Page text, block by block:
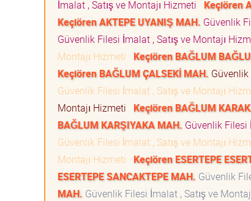
İmalat , Satış ve Montajı Hizmeti
Keçiören
Keçiören AKTEPE UYANIŞ MAH. Güvenlik
Güvenlik Filesi İmalat , Satış ve Montajı
Montajı Hizmeti
Keçiören BAĞLUM
Keçiören BAĞLUM ÇALSEKİ MAH.
Güvenlik Filesi İmalat , Satış ve Montajı
Montajı Hizmeti
Keçiören BAĞLUM
BAĞLUM KARŞIYAKA MAH. Güvenlik Filesi
Güvenlik Filesi İmalat , Satış ve Montajı
Montajı Hizmeti
Keçiören ESERTEPE
ESERTEPE SANCAKTEPE MAH. Güvenlik
MAH. Güvenlik Filesi İmalat , Satış ve